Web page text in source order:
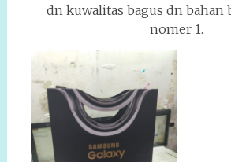
dn kuwalitas bagus dn bahan
nomer 1.